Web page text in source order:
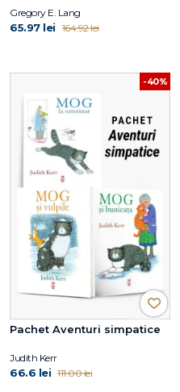
Gregory E. Lang
65.97 lei 164.92 lei
-40%
Pachet Aventuri simpatice
Judith Kerr
66.6 lei 111.00 lei